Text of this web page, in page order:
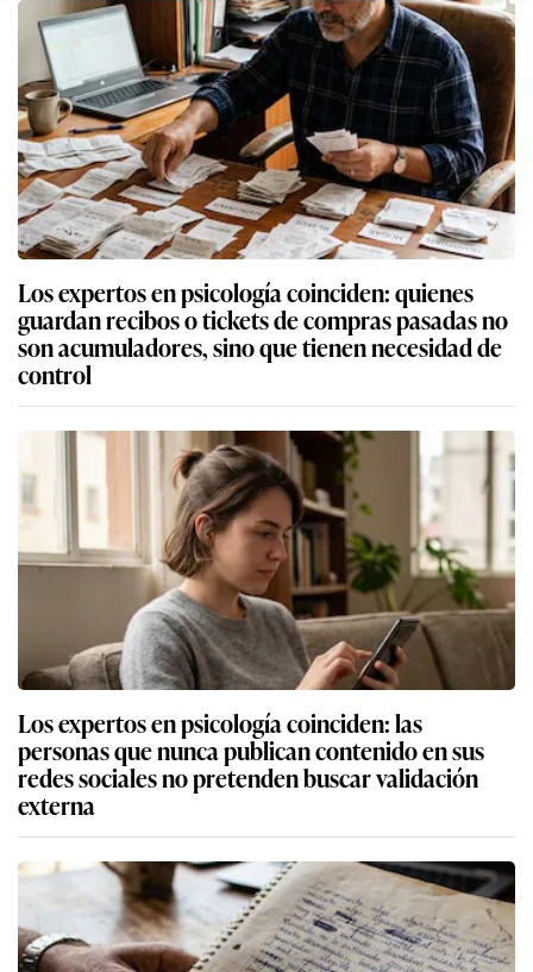
Los expertos en psicología coinciden: quienes
guardan recibos o tickets de compras pasadas no
son acumuladores, sino que tienen necesidad de
control
Los expertos en psicología coinciden: las
personas que nunca publican contenido en sus
redes sociales no pretenden buscar validación
externa